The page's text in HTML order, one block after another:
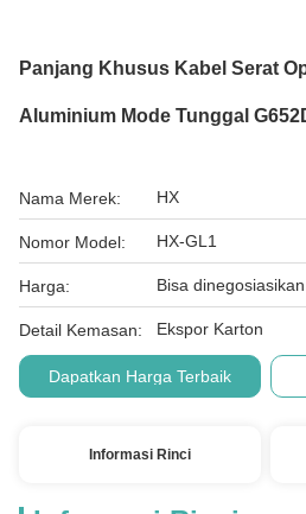
Panjang Khusus Kabel Serat
Aluminium Mode Tunggal
Nama Merek: HX
Nomor Model: HX-GL1
Harga: Bisa dinegosiasikan
Detail Kemasan: Ekspor Karton
Dapatkan Harga Terbaik
Informasi Rinci